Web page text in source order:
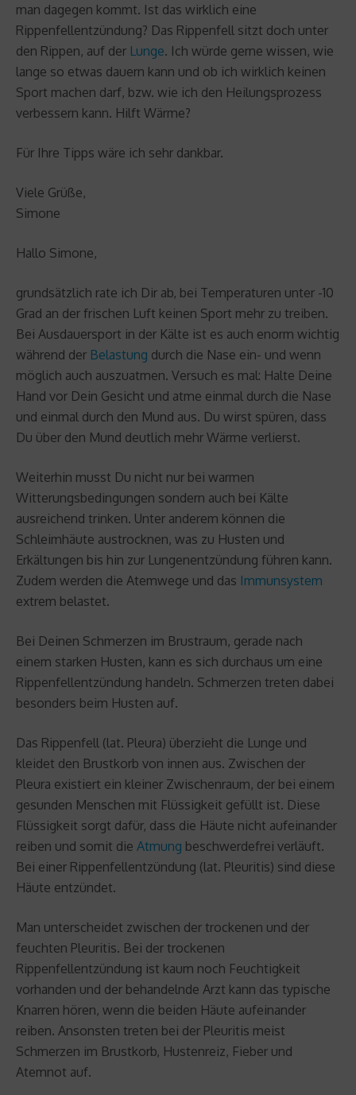
man dagegen kommt. Ist das wirklich eine
Rippenfellentzündung? Das Rippenfell sitzt doch unter
den Rippen, auf der Lunge. Ich würde gerne wissen, wie
lange so etwas dauern kann und ob ich wirklich keinen
Sport machen darf, bzw. wie ich den Heilungsprozess
verbessern kann. Hilft Wärme?
Für Ihre Tipps wäre ich sehr dankbar.
Viele Grüße,
Simone
Hallo Simone,
grundsätzlich rate ich Dir ab, bei Temperaturen unter -10
Grad an der frischen Luft keinen Sport mehr zu treiben.
Bei Ausdauersport in der Kälte ist es auch enorm wichtig
während der Belastung durch die Nase ein- und wenn
möglich auch auszuatmen. Versuch es mal: Halte Deine
Hand vor Dein Gesicht und atme einmal durch die Nase
und einmal durch den Mund aus. Du wirst spüren, dass
Du über den Mund deutlich mehr Wärme verlierst.
Weiterhin musst Du nicht nur bei warmen
Witterungsbedingungen sondern auch bei Kälte
ausreichend trinken. Unter anderem können die
Schleimhäute austrocknen, was zu Husten und
Erkältungen bis hin zur Lungenentzündung führen kann.
Zudem werden die Atemwege und das Immunsystem
extrem belastet.
Bei Deinen Schmerzen im Brustraum, gerade nach
einem starken Husten, kann es sich durchaus um eine
Rippenfellentzündung handeln. Schmerzen treten dabei
besonders beim Husten auf.
Das Rippenfell (lat. Pleura) überzieht die Lunge und
kleidet den Brustkorb von innen aus. Zwischen der
Pleura existiert ein kleiner Zwischenraum, der bei einem
gesunden Menschen mit Flüssigkeit gefüllt ist. Diese
Flüssigkeit sorgt dafür, dass die Häute nicht aufeinander
reiben und somit die Atmung beschwerdefrei verläuft.
Bei einer Rippenfellentzündung (lat. Pleuritis) sind diese
Häute entzündet.
Man unterscheidet zwischen der trockenen und der
feuchten Pleuritis. Bei der trockenen
Rippenfellentzündung ist kaum noch Feuchtigkeit
vorhanden und der behandelnde Arzt kann das typische
Knarren hören, wenn die beiden Häute aufeinander
reiben. Ansonsten treten bei der Pleuritis meist
Schmerzen im Brustkorb, Hustenreiz, Fieber und
Atemnot auf.